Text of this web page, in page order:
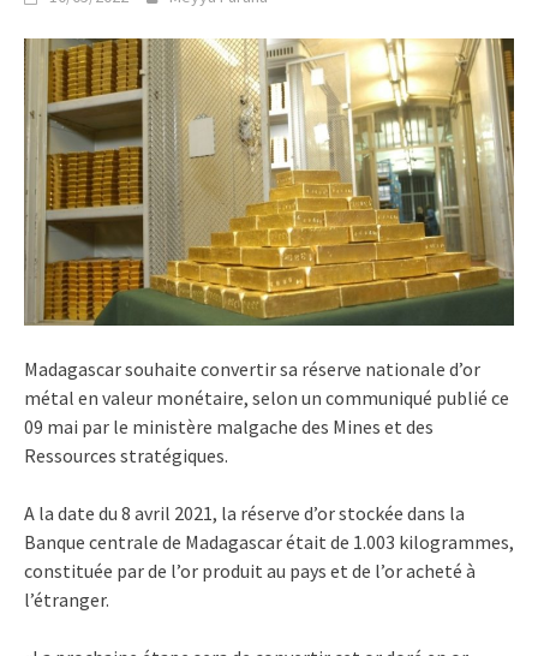
Madagascar souhaite convertir sa réserve nationale d’or
métal en valeur monétaire, selon un communiqué publié ce
09 mai par le ministère malgache des Mines et des
Ressources stratégiques.
A la date du 8 avril 2021, la réserve d’or stockée dans la
Banque centrale de Madagascar était de 1.003 kilogrammes,
constituée par de l’or produit au pays et de l’or acheté à
l’étranger.